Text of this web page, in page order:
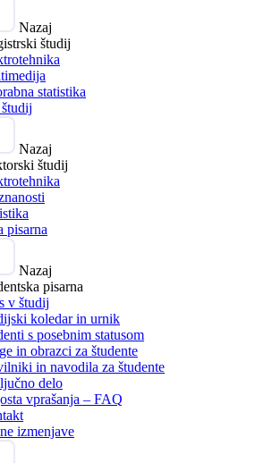
Nazaj
študij
statistika
Nazaj
študij
pisarna
Nazaj
pisarna
v študij
koledar in urnik
s posebnim statusom
in obrazci za študente
in navodila za študente
delo
vprašanja – FAQ
izmenjave